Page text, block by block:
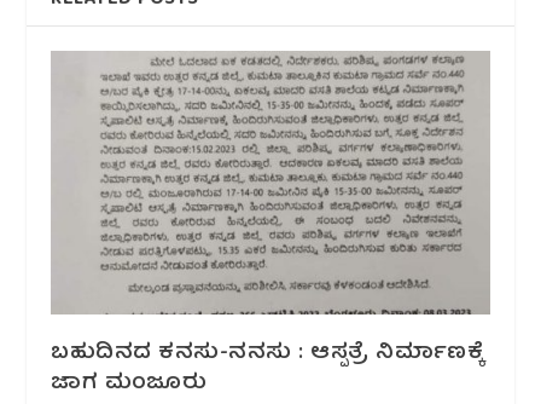
ಬಹುದಿನದ ಕನಸು-ನನಸು : ಆಸ್ಪತ್ರೆ ನಿರ್ಮಾಣಕ್ಕೆ
ಜಾಗ ಮಂಜೂರು